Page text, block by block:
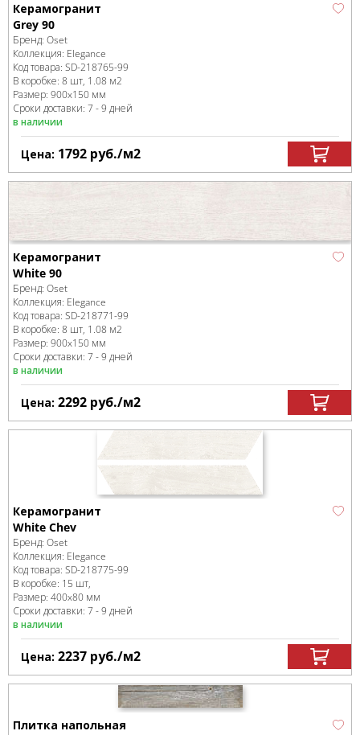
Керамогранит
Grey 90
Бренд: Oset
Коллекция: Elegance
Код товара: SD-218765-99
В коробке: 8 шт, 1.08 м2
Размер: 900x150 мм
Сроки доставки: 7 - 9 дней
в наличии
Цена: 1792 руб./м2
Керамогранит
White 90
Бренд: Oset
Коллекция: Elegance
Код товара: SD-218771-99
В коробке: 8 шт, 1.08 м2
Размер: 900x150 мм
Сроки доставки: 7 - 9 дней
в наличии
Цена: 2292 руб./м2
Керамогранит
White Chev
Бренд: Oset
Коллекция: Elegance
Код товара: SD-218775-99
В коробке: 15 шт,
Размер: 400x80 мм
Сроки доставки: 7 - 9 дней
в наличии
Цена: 2237 руб./м2
Плитка напольная